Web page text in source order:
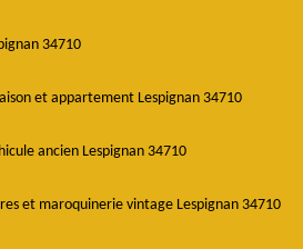
34710
et appartement Lespignan 34710
ancien Lespignan 34710
et maroquinerie vintage Lespignan 34710